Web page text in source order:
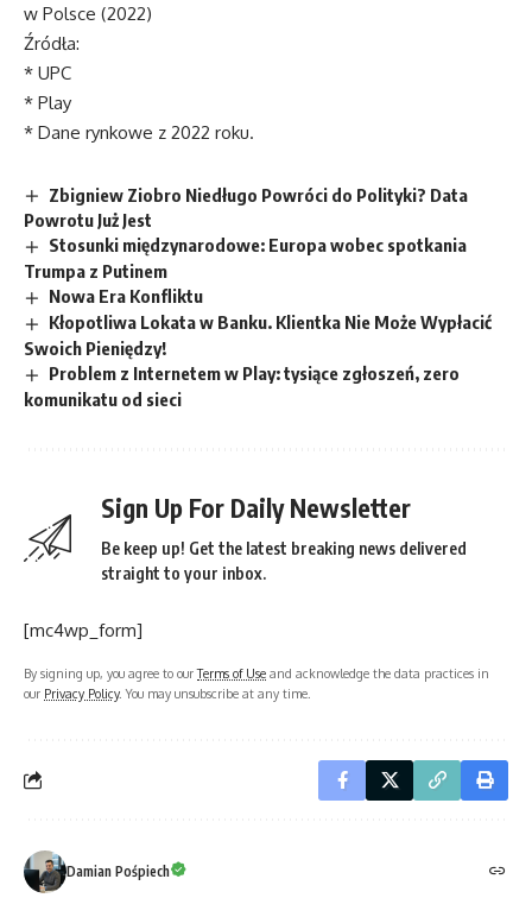
w Polsce (2022)
Źródła:
* UPC
* Play
* Dane rynkowe z 2022 roku.
Zbigniew Ziobro Niedługo Powróci do Polityki? Data
Powrotu Już Jest
Stosunki międzynarodowe: Europa wobec spotkania
Trumpa z Putinem
Nowa Era Konfliktu
Kłopotliwa Lokata w Banku. Klientka Nie Może Wypłacić
Swoich Pieniędzy!
Problem z Internetem w Play: tysiące zgłoszeń, zero
komunikatu od sieci
Sign Up For Daily Newsletter
Be keep up! Get the latest breaking news delivered
straight to your inbox.
[mc4wp_form]
By signing up, you agree to ourTerms of Use and acknowledge the data practices in
our Privacy Policy. You may unsubscribe at any time.
Damian Pośpiech